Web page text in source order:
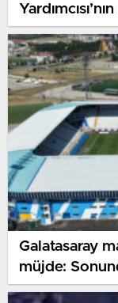
oldu
Galatasaray
müjde: